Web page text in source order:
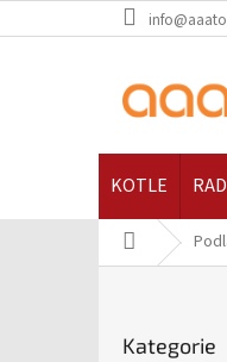
na
KOTLE
Domů
kategorie
Kategorie